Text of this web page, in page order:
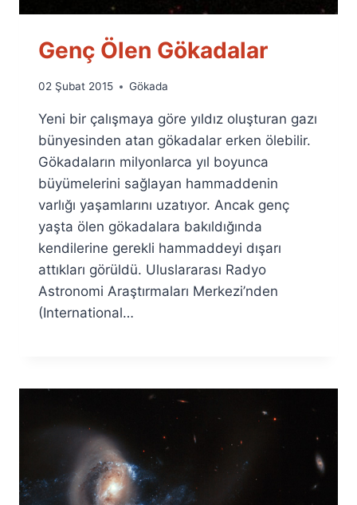
Genç Ölen Gökadalar
By
Fuat
Özyar
02 Şubat 2015 Gökada
Yeni bir çalışmaya göre yıldız oluşturan gazı
bünyesinden atan gökadalar erken ölebilir.
Gökadaların milyonlarca yıl boyunca
büyümelerini sağlayan hammaddenin
varlığı yaşamlarını uzatıyor. Ancak genç
yaşta ölen gökadalara bakıldığında
kendilerine gerekli hammaddeyi dışarı
attıkları görüldü. Uluslararası Radyo
Astronomi Araştırmaları Merkezi’nden
(International…